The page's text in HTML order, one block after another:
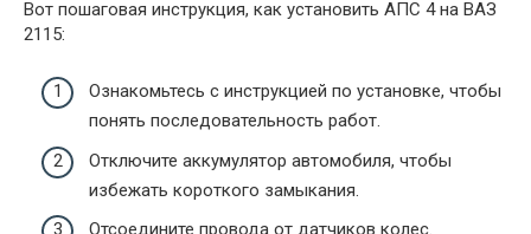
Вот пошаговая инструкция, как установить АПС 4 на ВАЗ
2115:
Ознакомьтесь с инструкцией по установке, чтобы
понять последовательность работ.
Отключите аккумулятор автомобиля, чтобы
избежать короткого замыкания.
Отсоедините провода от датчиков колес.